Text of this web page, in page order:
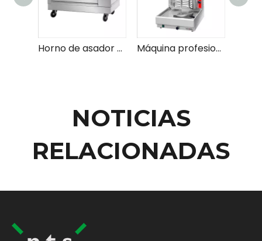
Horno de asador eléctrico general: el mejor horno de asador para comidas perfectamente cocinadas Máquina profesional Rotisserie y Kebab para cocinar eficiente y resultados perfectos
NOTICIAS
RELACIONADAS